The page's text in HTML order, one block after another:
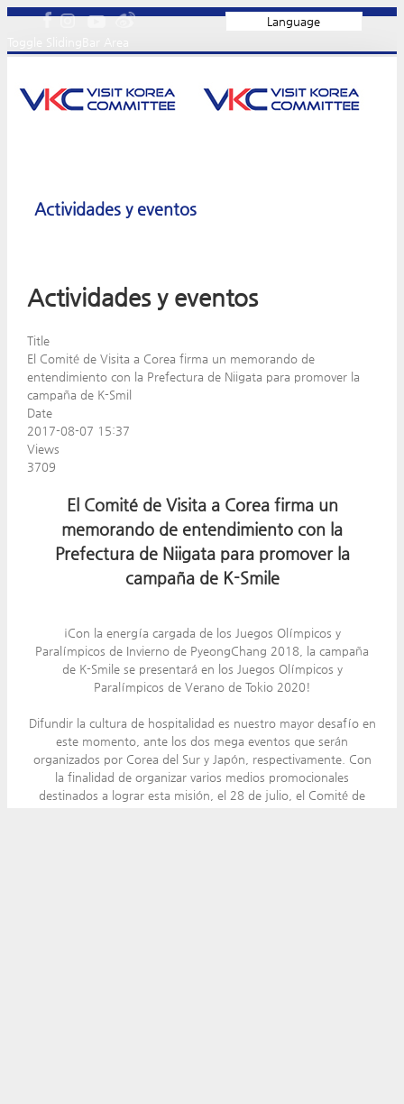
Language
Actividades y eventos
Actividades y eventos
Title
El Comité de Visita a Corea firma un memorando de
entendimiento con la Prefectura de Niigata para promover la
campaña de K-Smil
Date
2017-08-07 15:37
Views
3709
El Comité de Visita a Corea firma un
memorando de entendimiento con la
Prefectura de Niigata para promover la
campaña de K-Smile
¡Con la energía cargada de los Juegos Olímpicos y
Paralímpicos de Invierno de PyeongChang 2018, la campaña
de K-Smile se presentará en los Juegos Olímpicos y
Paralímpicos de Verano de Tokio 2020!
Difundir la cultura de hospitalidad es nuestro mayor desafío en
este momento, ante los dos mega eventos que serán
organizados por Corea del Sur y Japón, respectivamente. Con
la finalidad de organizar varios medios promocionales
destinados a lograr esta misión, el 28 de julio, el Comité de